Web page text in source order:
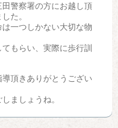
警察署の方にお越し頂
た。
一つしかない大切な物
もらい、実際に歩行訓
頂きありがとうござい
ましょうね。